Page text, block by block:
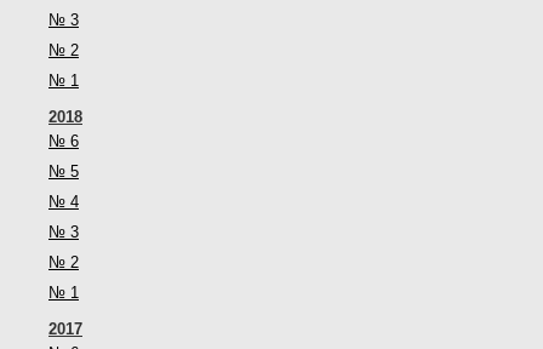
№ 3
№ 2
№ 1
2018
№ 6
№ 5
№ 4
№ 3
№ 2
№ 1
2017